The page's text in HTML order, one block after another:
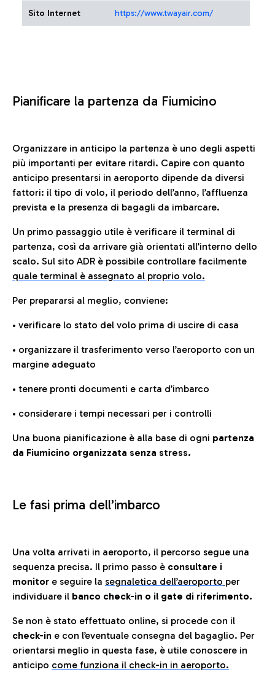
Sito Internet https://www.twayair.com/
Pianificare la partenza da Fiumicino
Organizzare in anticipo la partenza è uno degli aspetti
più importanti per evitare ritardi. Capire con quanto
anticipo presentarsi in aeroporto dipende da diversi
fattori: il tipo di volo, il periodo dell’anno, l’affluenza
prevista e la presenza di bagagli da imbarcare.
Un primo passaggio utile è verificare il terminal di
partenza, così da arrivare già orientati all’interno dello
scalo. Sul sito ADR è possibile controllare facilmente
quale terminal è assegnato al proprio volo.
Per prepararsi al meglio, conviene:
• verificare lo stato del volo prima di uscire di casa
• organizzare il trasferimento verso l’aeroporto con un
margine adeguato
• tenere pronti documenti e carta d’imbarco
• considerare i tempi necessari per i controlli
Una buona pianificazione è alla base di ogni partenza
da Fiumicino organizzata senza stress.
Le fasi prima dell’imbarco
Una volta arrivati in aeroporto, il percorso segue una
sequenza precisa. Il primo passo è consultare i
monitor e seguire la segnaletica dell’aeroporto per
individuare il banco check-in o il gate di riferimento.
Se non è stato effettuato online, si procede con il
check-in e con l’eventuale consegna del bagaglio. Per
orientarsi meglio in questa fase, è utile conoscere in
anticipo come funziona il check-in in aeroporto.